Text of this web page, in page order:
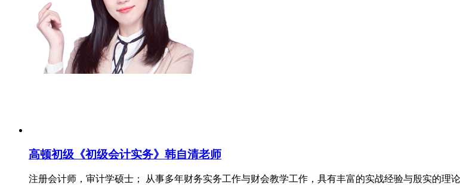
高顿初级《初级会计实务》韩自清老师
注册会计师，审计学硕士； 从事多年财务实务工作与财会教学工作，具有丰富的实战经验与殷实的理